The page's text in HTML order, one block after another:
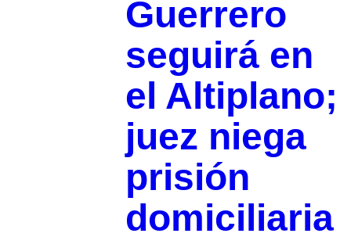
Guerrero
seguirá en
el Altiplano;
juez niega
prisión
domiciliaria